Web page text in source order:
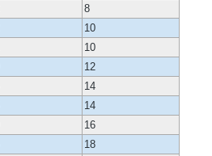
8
10
10
12
14
14
16
18